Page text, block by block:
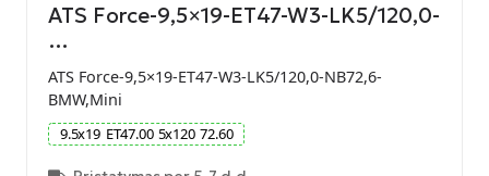
ATS Force-9,5×19-ET47-W3-LK5/120,0-
…
ATS Force-9,5×19-ET47-W3-LK5/120,0-NB72,6-
BMW,Mini
9.5x19 ET47.00 5x120 72.60